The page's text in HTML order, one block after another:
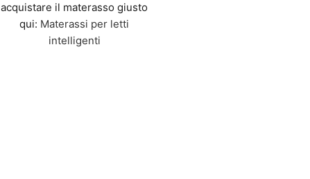
acquistare il materasso giusto
qui: Materassi per letti
intelligenti